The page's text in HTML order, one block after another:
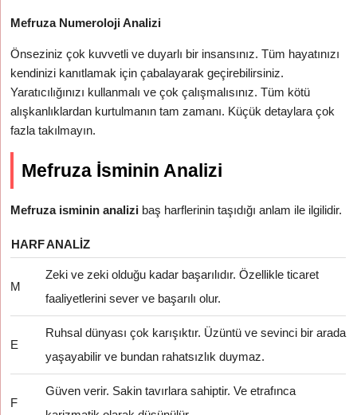
Mefruza Numeroloji Analizi
Önseziniz çok kuvvetli ve duyarlı bir insansınız. Tüm hayatınızı
kendinizi kanıtlamak için çabalayarak geçirebilirsiniz.
Yaratıcılığınızı kullanmalı ve çok çalışmalısınız. Tüm kötü
alışkanlıklardan kurtulmanın tam zamanı. Küçük detaylara çok
fazla takılmayın.
Mefruza İsminin Analizi
Mefruza isminin analizi baş harflerinin taşıdığı anlam ile ilgilidir.
HARFANALIZ
M
Zeki ve zeki olduğu kadar başarılıdır. Özellikle ticaret
faaliyetlerini sever ve başarılı olur.
E
Ruhsal dünyası çok karışıktır. Üzüntü ve sevinci bir arada
yaşayabilir ve bundan rahatsızlık duymaz.
F
Güven verir. Sakin tavırlara sahiptir. Ve etrafınca